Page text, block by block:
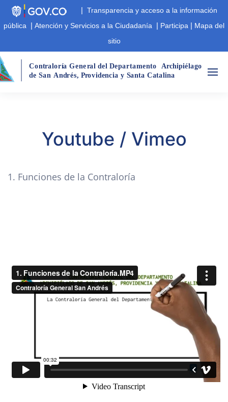
| Transparencia y acceso a la información
pública | Atención y Servicios a la Ciudadanía | Participa | Mapa del
sitio
Contraloría General del Departamento Archipiélago
de San Andrés, Providencia y Santa Catalina
Youtube / Vimeo
1. Funciones de la Contraloría